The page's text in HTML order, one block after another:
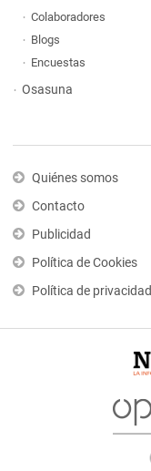
Colaboradores
Blogs
Encuestas
Osasuna
Quiénes somos
Contacto
Publicidad
Política de Cookies
Política de privacidad